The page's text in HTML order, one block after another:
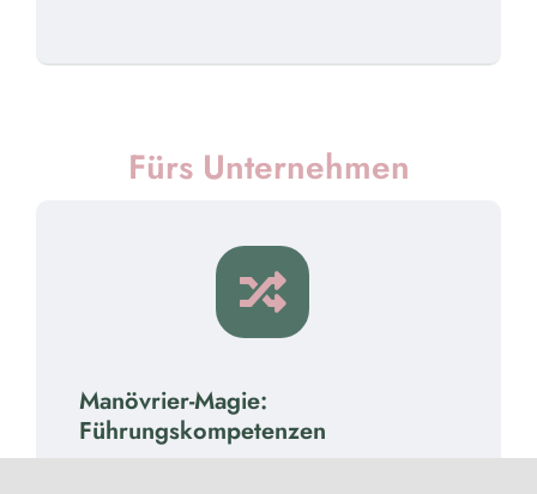
Fürs Unternehmen
Manövrier-Magie:
Führungskompetenzen